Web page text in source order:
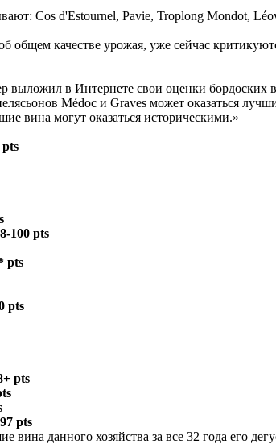
Cos d'Estournel, Pavie, Troplong Mondot,
общем качестве урожая, уже сейчас
выложил в Интернете свои оценки бордоских
Médoc и Graves может оказаться
вина могут оказаться историческими.»
pts
100 pts
pts
pts
pts
pts
данного хозяйства за все 32 года его